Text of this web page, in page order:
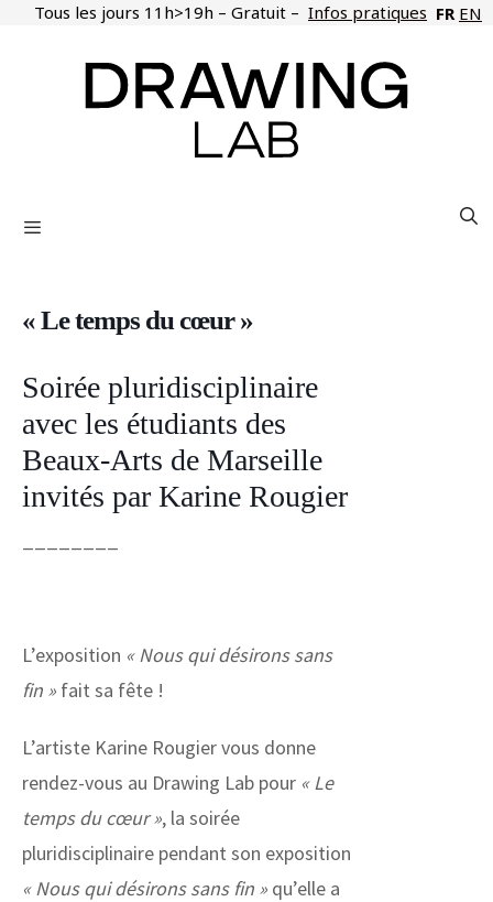
AllerTous les jours 11h>19h – Gratuit – Infos pratiques FR EN
« Le temps du cœur »
Soirée pluridisciplinaire
avec les étudiants des
Beaux-Arts de Marseille
invités par Karine Rougier
L’exposition « Nous qui désirons sans
fin » fait sa fête !
L’artiste Karine Rougier vous donne
rendez-vous au Drawing Lab pour « Le
temps du cœur », la soirée
pluridisciplinaire pendant son exposition
« Nous qui désirons sans fin » qu’elle a